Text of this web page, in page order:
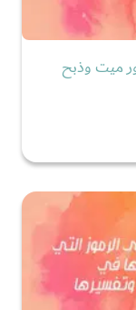
ميت وذبح